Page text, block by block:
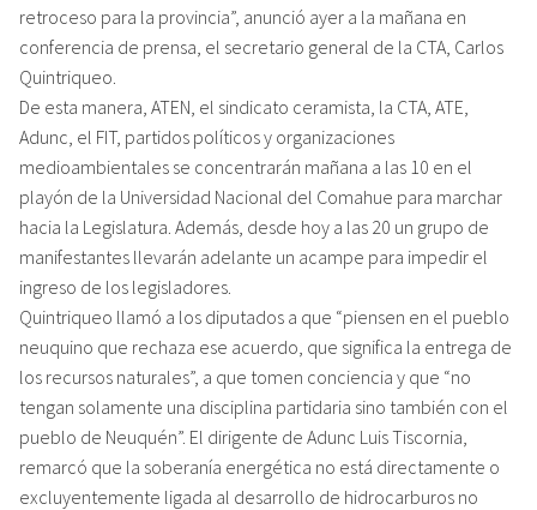
retroceso para la provincia”, anunció ayer a la mañana en
conferencia de prensa, el secretario general de la CTA, Carlos
Quintriqueo.
De esta manera, ATEN, el sindicato ceramista, la CTA, ATE,
Adunc, el FIT, partidos políticos y organizaciones
medioambientales se concentrarán mañana a las 10 en el
playón de la Universidad Nacional del Comahue para marchar
hacia la Legislatura. Además, desde hoy a las 20 un grupo de
manifestantes llevarán adelante un acampe para impedir el
ingreso de los legisladores.
Quintriqueo llamó a los diputados a que “piensen en el pueblo
neuquino que rechaza ese acuerdo, que significa la entrega de
los recursos naturales”, a que tomen conciencia y que “no
tengan solamente una disciplina partidaria sino también con el
pueblo de Neuquén”. El dirigente de Adunc Luis Tiscornia,
remarcó que la soberanía energética no está directamente o
excluyentemente ligada al desarrollo de hidrocarburos no